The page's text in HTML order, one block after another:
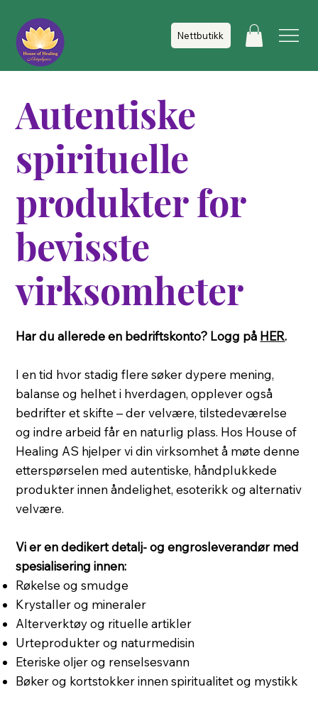
Nettbutikk
Autentiske
spirituelle
produkter for
bevisste
virksomheter
Har du allerede en bedriftskonto? Logg på HER.
I en tid hvor stadig flere søker dypere mening,
balanse og helhet i hverdagen, opplever også
bedrifter et skifte – der velvære, tilstedeværelse
og indre arbeid får en naturlig plass. Hos House of
Healing AS hjelper vi din virksomhet å møte denne
etterspørselen med autentiske, håndplukkede
produkter innen åndelighet, esoterikk og alternativ
velvære.
Vi er en dedikert detalj- og engrosleverandør med
spesialisering innen:
Røkelse og smudge
Krystaller og mineraler
Alterverktøy og rituelle artikler
Urteprodukter og naturmedisin
Eteriske oljer og renselsesvann
Bøker og kortstokker innen spiritualitet og mystikk